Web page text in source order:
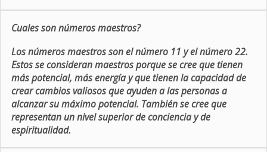
Cuales son números maestros?
Los números maestros son el número 11 y el número 22.
Estos se consideran maestros porque se cree que tienen
más potencial, más energía y que tienen la capacidad de
crear cambios valiosos que ayuden a las personas a
alcanzar su máximo potencial. También se cree que
representan un nivel superior de conciencia y de
espiritualidad.